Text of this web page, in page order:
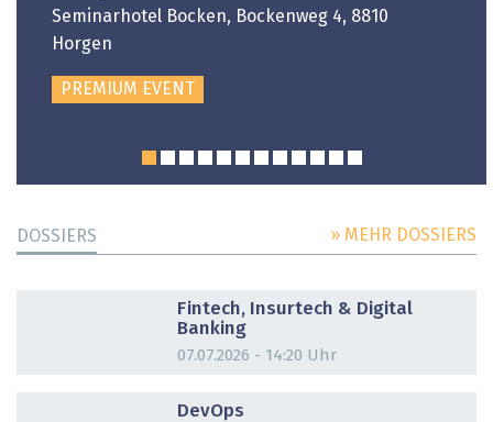
Seminarhotel Bocken, Bockenweg 4, 8810
Horgen
PREMIUM EVENT
DOSSIERS » MEHR DOSSIERS
Fintech, Insurtech & Digital
Banking
07.07.2026 - 14:20 Uhr
DevOps